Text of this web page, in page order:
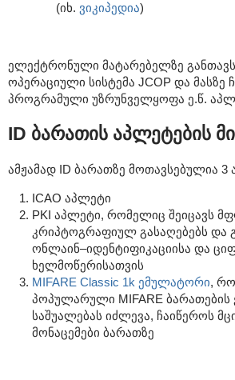
(იხ. ვიკიპედია)
ელექტრონული მატარებელზე
ოპერაციული სისტემა JCOP და მასზე
პროგრამული უზრუნველყოფა ე.წ.
ID ბარათის აპლეტების
ამჟამად ID ბარათზე მოთავსებულია 3
ICAO აპლეტი
PKI აპლეტი, რომელიც შეიცავს
კრიპტოგრაფიულ გასაღებებს და
ონლაინ–იდენტიფიკაციისა და
ხელმოწერისათვის
MIFARE Classic 1k ემულატორი,
პოპულარული MIFARE ბარათების
საშუალებას იძლევა, ჩაიწეროს
მონაცემები ბარათზე